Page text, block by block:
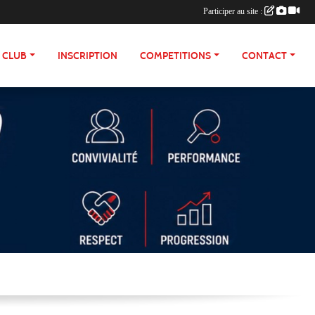
CLUB INSCRIPTION COMPETITIONS CONTACT
Participer au site :